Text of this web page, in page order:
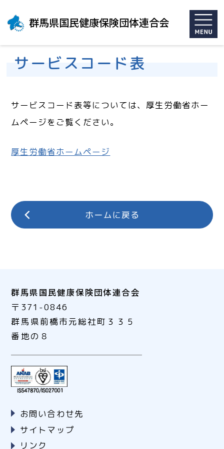
群馬県国民健康保険団体連合会
サービスコード表
サービスコード表等については、厚生労働省ホー
ムページをご覧ください。
厚生労働省ホームページ
群馬県国民健康保険団体連合会
〒371-0846
群馬県前橋市元総社町３３５
番地の８
お問い合わせ先
サイトマップ
リンク